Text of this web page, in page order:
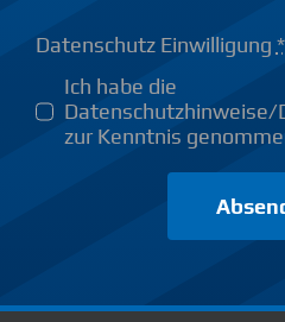
Datenschutz Einwilligung *
Ich habe die
Datenschutzhinweise/
zur Kenntnis